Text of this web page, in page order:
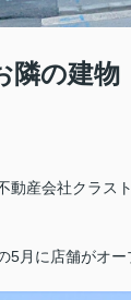
隣の建物
動産会社クラス
5月に店舗がオ